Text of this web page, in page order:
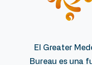
El Greater
Bureau es una